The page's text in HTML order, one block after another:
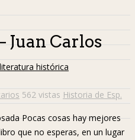
histórica
Juan Carlos
562 vistas Historia de Esp.
Pocas cosas hay mejores
que no esperas, en un lugar